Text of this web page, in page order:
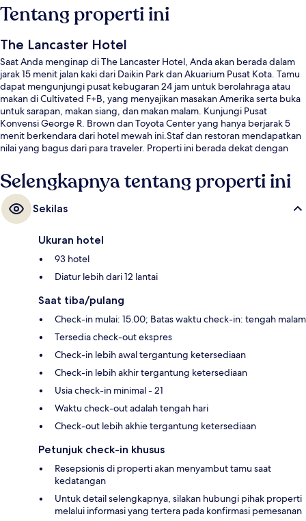
Tentang properti ini
The Lancaster Hotel
Saat Anda menginap di The Lancaster Hotel, Anda akan berada dalam
jarak 15 menit jalan kaki dari Daikin Park dan Akuarium Pusat Kota. Tamu
dapat mengunjungi pusat kebugaran 24 jam untuk berolahraga atau
makan di Cultivated F+B, yang menyajikan masakan Amerika serta buka
untuk sarapan, makan siang, dan makan malam. Kunjungi Pusat
Konvensi George R. Brown dan Toyota Center yang hanya berjarak 5
menit berkendara dari hotel mewah ini.Staf dan restoran mendapatkan
nilai yang bagus dari para traveler. Properti ini berada dekat dengan
Preston berjarak 5 menit.
Selengkapnya tentang properti ini
Sekilas
Ukuran hotel
93 hotel
Diatur lebih dari 12 lantai
Saat tiba/pulang
Check-in mulai: 15.00; Batas waktu check-in: tengah malam
Tersedia check-out ekspres
Check-in lebih awal tergantung ketersediaan
Check-in lebih akhir tergantung ketersediaan
Usia check-in minimal - 21
Waktu check-out adalah tengah hari
Check-out lebih akhie tergantung ketersediaan
Petunjuk check-in khusus
Resepsionis di properti akan menyambut tamu saat
kedatangan
Untuk detail selengkapnya, silakan hubungi pihak properti
melalui informasi yang tertera pada konfirmasi pemesanan